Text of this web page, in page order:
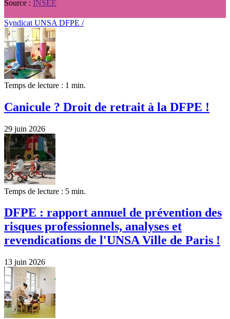
Source : INSEE
Syndicat UNSA DFPE /
Temps de lecture : 1 min.
Canicule ? Droit de retrait à la DFPE !
29 juin 2026
Temps de lecture : 5 min.
DFPE : rapport annuel de prévention des
risques professionnels, analyses et
revendications de l'UNSA Ville de Paris !
13 juin 2026